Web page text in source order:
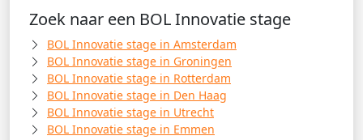
Zoek naar een BOL Innovatie stage
BOL Innovatie stage in Amsterdam
BOL Innovatie stage in Groningen
BOL Innovatie stage in Rotterdam
BOL Innovatie stage in Den Haag
BOL Innovatie stage in Utrecht
BOL Innovatie stage in Emmen